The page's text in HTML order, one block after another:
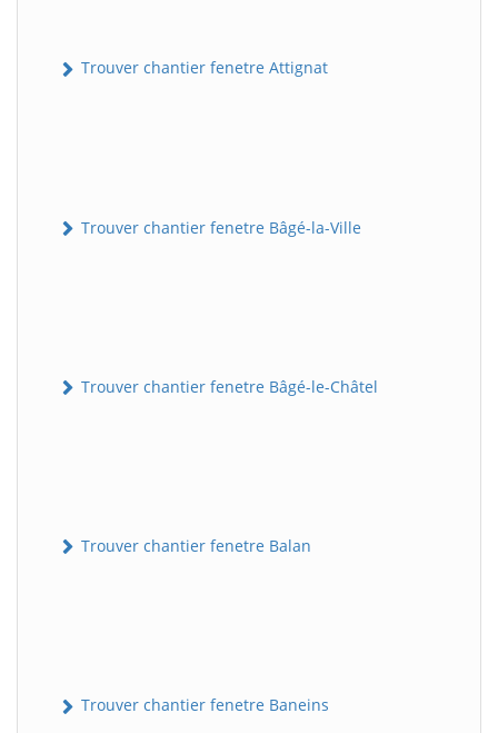
Trouver chantier fenetre Attignat
Trouver chantier fenetre Bâgé-la-Ville
Trouver chantier fenetre Bâgé-le-Châtel
Trouver chantier fenetre Balan
Trouver chantier fenetre Baneins